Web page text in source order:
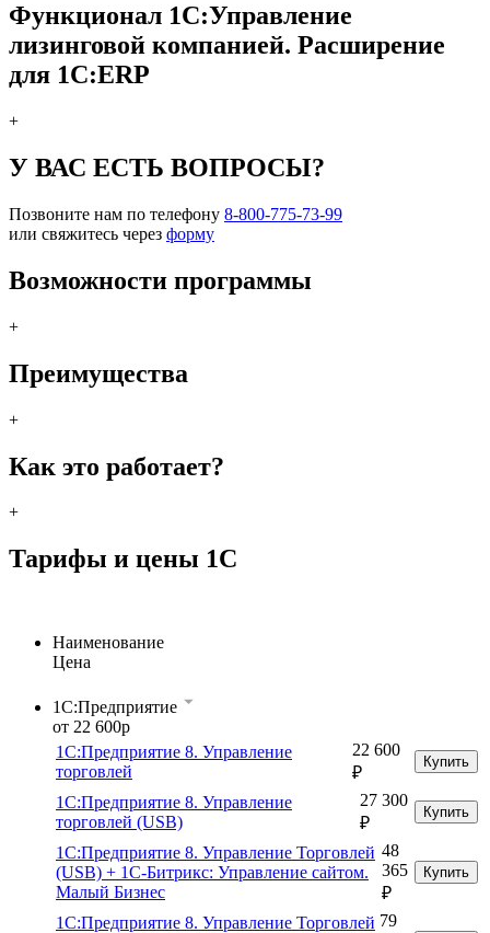
Функционал 1С:Управление
лизинговой компанией. Расширение
для 1С:ERP
+
У ВАС ЕСТЬ ВОПРОСЫ?
Позвоните нам по телефону 8-800-775-73-99
или свяжитесь через форму
Возможности программы
+
Преимущества
+
Как это работает?
+
Тарифы и цены 1С
Наименование
Цена
1C:Предприятие
от 22 600р
1С:Предприятие 8. Управление
торговлей
22 600
₽
Купить
1С:Предприятие 8. Управление
торговлей (USB)
27 300
₽
Купить
1С:Предприятие 8. Управление Торговлей
(USB) + 1С-Битрикс: Управление сайтом.
Малый Бизнес
48
365
₽
Купить
1С:Предприятие 8. Управление Торговлей 79